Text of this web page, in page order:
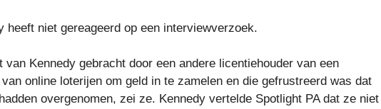
heeft niet gereageerd op een interviewverzoek.
Kennedy gebracht door een andere licentiehouder van een
online loterijen om geld in te zamelen en die gefrustreerd was dat
overgenomen, zei ze. Kennedy vertelde Spotlight PA dat ze niet